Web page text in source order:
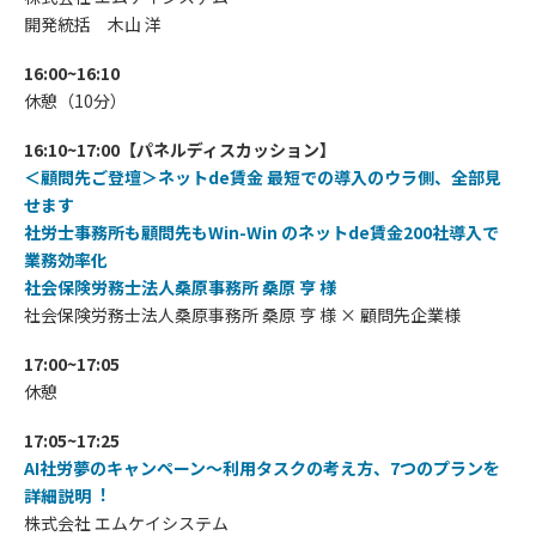
開発統括 木山 洋
16:00~16:10
休憩（10分）
16:10~17:00【パネルディスカッション】
＜顧問先ご登壇＞ネットde賃⾦ 最短での導⼊のウラ側、全部⾒
せます
社労⼠事務所も顧問先もWin-Win のネットde賃⾦200社導⼊で
業務効率化
社会保険労務⼠法⼈桑原事務所 桑原 亨 様
社会保険労務⼠法⼈桑原事務所 桑原 亨 様 × 顧問先企業様
17:00~17:05
休憩
17:05~17:25
AI社労夢のキャンペーン〜利⽤タスクの考え⽅、7つのプランを
詳細説明︕
株式会社 エムケイシステム